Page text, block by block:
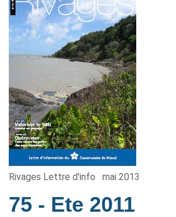
Rivages Lettre d'info mai 2013
75 - Ete 2011